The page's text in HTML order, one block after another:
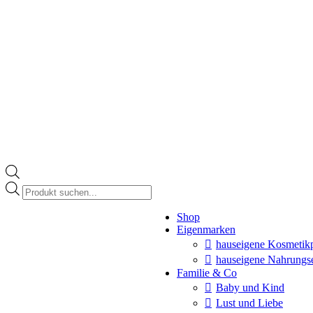
Products
search
Shop
Eigenmarken
hauseigene
hauseigene
Familie & Co
Baby und Kind
Lust und Liebe